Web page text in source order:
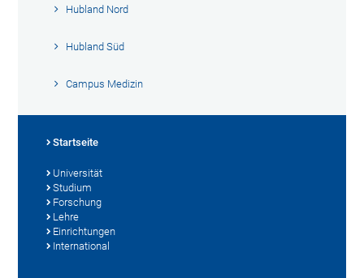
Hubland Nord
Hubland Süd
Campus Medizin
Startseite
Universität
Studium
Forschung
Lehre
Einrichtungen
International